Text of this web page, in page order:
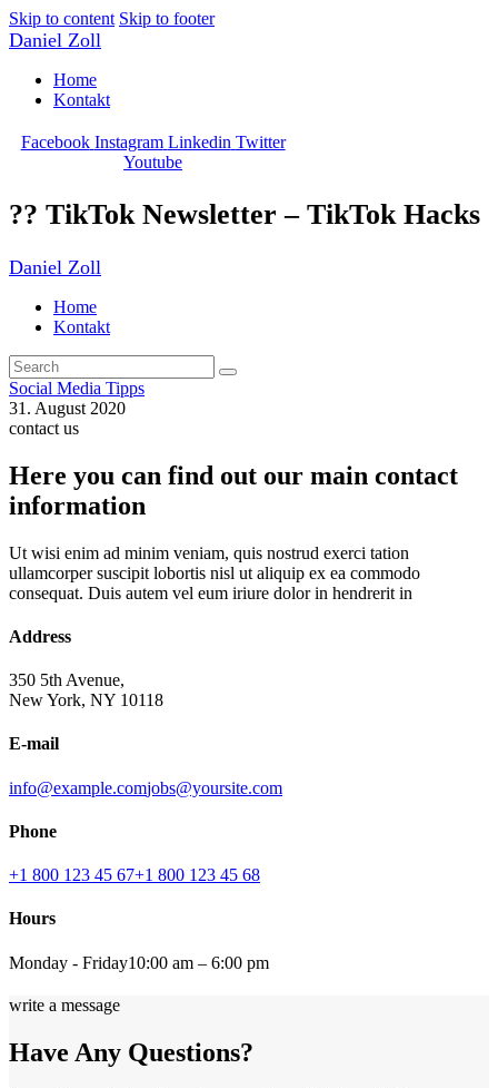
Skip to content Skip to footer
Daniel Zoll
Home
Kontakt
Facebook Instagram Linkedin Twitter
Youtube
?? TikTok Newsletter – TikTok Hacks
Daniel Zoll
Home
Kontakt
Social Media Tipps
31. August 2020
contact us
Here you can find out our main contact
information
Ut wisi enim ad minim veniam, quis nostrud exerci tation
ullamcorper suscipit lobortis nisl ut aliquip ex ea commodo
consequat. Duis autem vel eum iriure dolor in hendrerit in
Address
350 5th Avenue,
New York, NY 10118‎
E-mail
info@example.comjobs@yoursite.com
Phone
+1 800 123 45 67+1 800 123 45 68
Hours
Monday - Friday10:00 am – 6:00 pm
write a message
Have Any Questions?